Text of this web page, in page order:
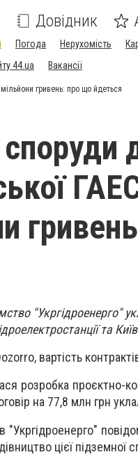
Довідник
Погода Нерухомість
44.ua
Вакансії
гривень: про що йдеться
споруди
"Укргідроенерго"
та
вартість
розробка проєктно-
на 77,8 млн грн
"Укргідроенерго"
цієї